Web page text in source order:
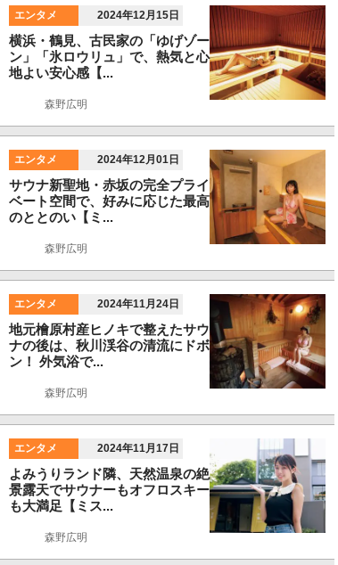
エンタメ 2024年12月15日
横浜・鶴見、古民家の「ゆげゾー
ン」「氷ロウリュ」で、熱気と心
地よい安心感【...
森野広明
エンタメ 2024年12月01日
サウナ新聖地・赤坂の完全プライ
ベート空間で、好みに応じた最高
のととのい【ミ...
森野広明
エンタメ 2024年11月24日
地元檜原村産ヒノキで整えたサウ
ナの後は、秋川渓谷の清流にドボ
ン！ 外気浴で...
森野広明
エンタメ 2024年11月17日
よみうりランド隣、天然温泉の絶
景露天でサウナーもオフロスキー
も大満足【ミス...
森野広明